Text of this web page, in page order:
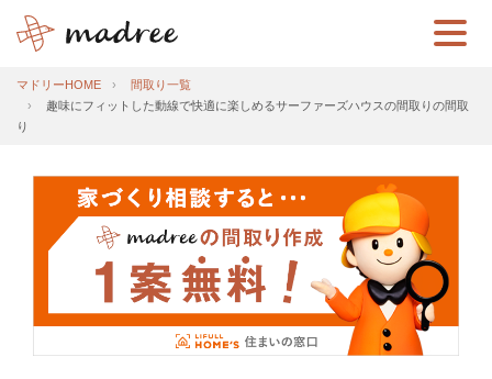
マドリーHOME
間取り一覧
趣味にフィットした動線で快適に楽しめるサーファーズハウスの間取りの間取
り